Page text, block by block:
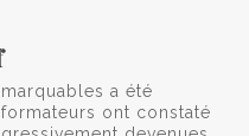
a été
ont constaté